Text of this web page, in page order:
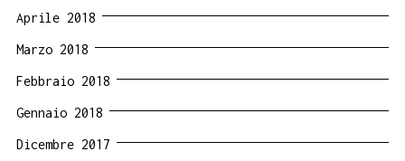
Aprile 2018
Marzo 2018
Febbraio 2018
Gennaio 2018
Dicembre 2017